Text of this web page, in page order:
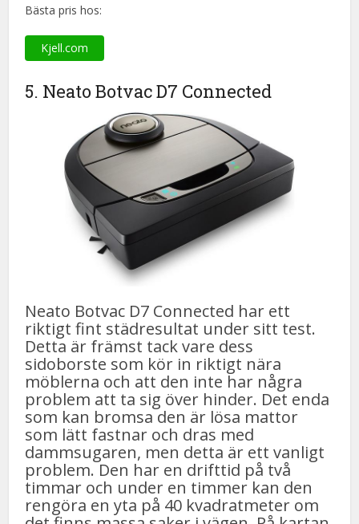
Bästa pris hos:
Kjell.com
5. Neato Botvac D7 Connected
Neato Botvac D7 Connected har ett
riktigt fint städresultat under sitt test.
Detta är främst tack vare dess
sidoborste som kör in riktigt nära
möblerna och att den inte har några
problem att ta sig över hinder. Det enda
som kan bromsa den är lösa mattor
som lätt fastnar och dras med
dammsugaren, men detta är ett vanligt
problem. Den har en drifttid på två
timmar och under en timmer kan den
rengöra en yta på 40 kvadratmeter om